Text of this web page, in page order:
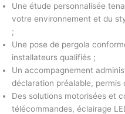
Une étude personnalisée
votre environnement et du
;
Une pose de pergola
installateurs qualifiés ;
Un accompagnement
déclaration préalable, permis
Des solutions motorisées et
télécommandes, éclairage